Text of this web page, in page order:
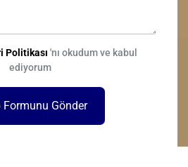
Politikası 'nı okudum ve kabul
ediyorum
Formunu Gönder